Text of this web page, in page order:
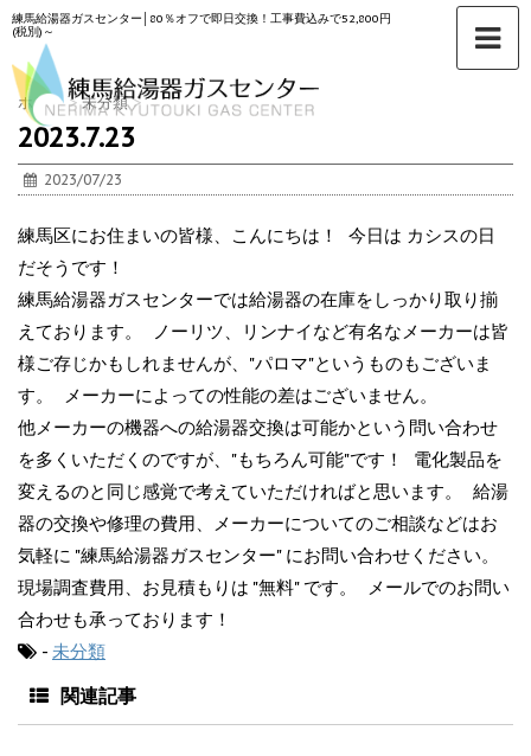
練馬給湯器ガスセンター│80％オフで即日交換！工事費込みで52,800円
(税別)～
ホーム >未分類 >
2023.7.23
2023/07/23
練馬区にお住まいの皆様、こんにちは！ 今日は カシスの日
だそうです！
練馬給湯器ガスセンターでは給湯器の在庫をしっかり取り揃
えております。 ノーリツ、リンナイなど有名なメーカーは皆
様ご存じかもしれませんが、"パロマ"というものもございま
す。 メーカーによっての性能の差はございません。
他メーカーの機器への給湯器交換は可能かという問い合わせ
を多くいただくのですが、"もちろん可能"です！ 電化製品を
変えるのと同じ感覚で考えていただければと思います。 給湯
器の交換や修理の費用、メーカーについてのご相談などはお
気軽に "練馬給湯器ガスセンター" にお問い合わせください。
現場調査費用、お見積もりは "無料" です。 メールでのお問い
合わせも承っております！
- 未分類
関連記事